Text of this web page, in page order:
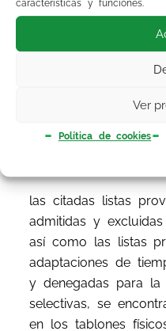
características y funciones.
Ver
Política de cookies
convocatoria en la
relación de causas
provisionales de
de denegación de
las citadas listas
admitidas y
así como las listas
adaptaciones de
y denegadas para la
selectivas, se
en los tablones